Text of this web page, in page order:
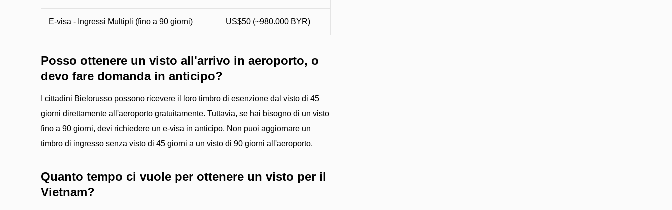
E-visa - Ingressi Multipli (fino a 90 giorni) US$50 (~980.000 BYR)
Posso ottenere un visto all'arrivo in aeroporto, o
devo fare domanda in anticipo?
I cittadini Bielorusso possono ricevere il loro timbro di esenzione dal visto di 45
giorni direttamente all'aeroporto gratuitamente. Tuttavia, se hai bisogno di un visto
fino a 90 giorni, devi richiedere un e-visa in anticipo. Non puoi aggiornare un
timbro di ingresso senza visto di 45 giorni a un visto di 90 giorni all'aeroporto.
Quanto tempo ci vuole per ottenere un visto per il
Vietnam?